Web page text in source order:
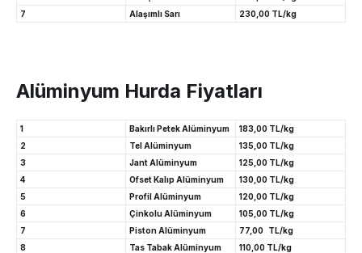
7
Alaşımlı Sarı 230,00 TL/kg
Alüminyum Hurda Fiyatları
1 Bakırlı Petek Alüminyum
183,00 TL/kg
2
Tel Alüminyum
135,00 TL/kg
3
Jant Alüminyum
125,00 TL/kg
4
Ofset Kalıp Alüminyum
130,00 TL/kg
5
Profil Alüminyum
120,00 TL/kg
6
Çinkolu Alüminyum
105,00 TL/kg
7
Piston Alüminyum
77,00 TL/kg
8
Tas Tabak Alüminyum
110,00 TL/kg